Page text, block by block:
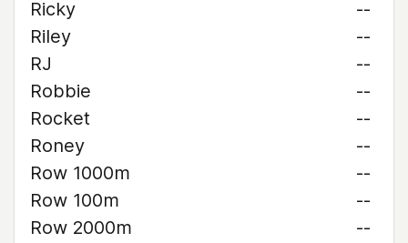
Ricky
--
Riley
--
RJ
--
Robbie
--
Rocket
--
Roney
--
Row 1000m
--
Row 100m
--
Row 2000m
--